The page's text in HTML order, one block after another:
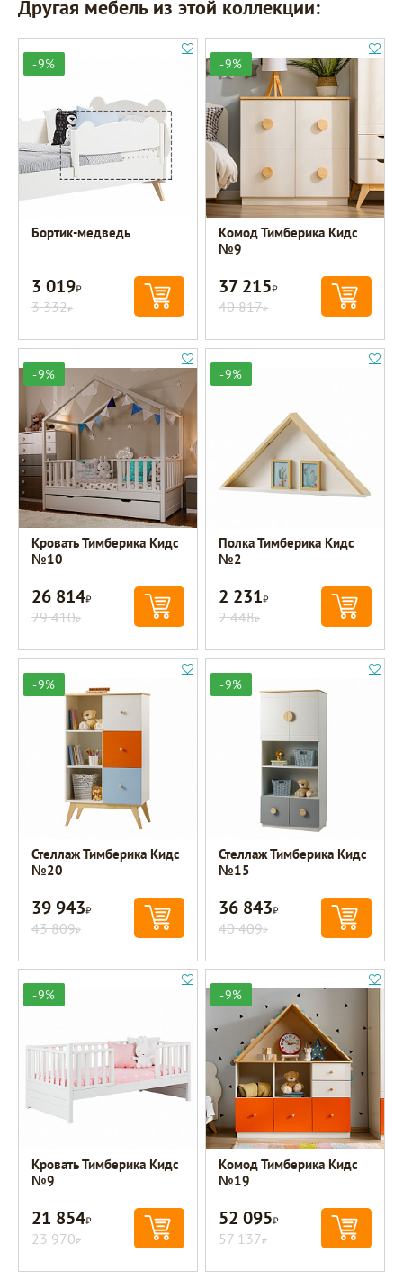
Другая мебель из этой коллекции:
-9%
Бортик-медведь
3 019Р
3 332Р
-9%
Комод Тимберика Кидс
№9
37 215Р
40 817Р
-9%
Кровать Тимберика Кидс
№10
26 814Р
29 410Р
-9%
Полка Тимберика Кидс
№2
2 231Р
2 448Р
-9%
Стеллаж Тимберика Кидс
№20
39 943Р
43 809Р
-9%
Стеллаж Тимберика Кидс
№15
36 843Р
40 409Р
-9%
Кровать Тимберика Кидс
№9
21 854Р
23 970Р
-9%
Комод Тимберика Кидс
№19
52 095Р
57 137Р